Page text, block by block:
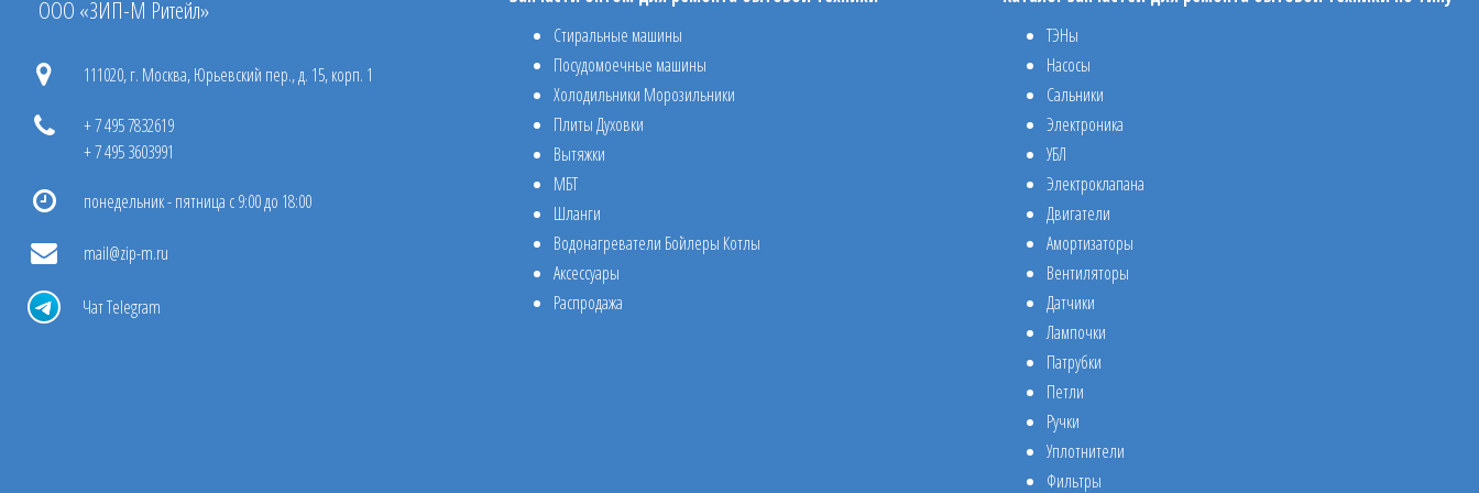
ООО «ЗИП-М Ритейл»
111020, г. Москва, Юрьевский пер., д. 15, корп. 1
+ 7 495 7832619
+ 7 495 3603991
понедельник - пятница с 9:00 до 18:00
mail@zip-m.ru
Чат Telegram
Стиральные машины
Посудомоечные машины
Холодильники Морозильники
Плиты Духовки
Вытяжки
МБТ
Шланги
Водонагреватели Бойлеры Котлы
Аксессуары
Распродажа
ТЭНы
Насосы
Сальники
Электроника
УБЛ
Электроклапана
Двигатели
Амортизаторы
Вентиляторы
Датчики
Лампочки
Патрубки
Петли
Ручки
Уплотнители
Фильтры